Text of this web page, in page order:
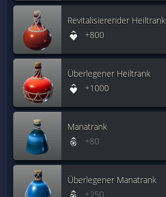
Revitalisierender Heiltrank
+800
Überlegener Heiltrank
+1000
Manatrank
+80
Überlegener Manatrank
+250